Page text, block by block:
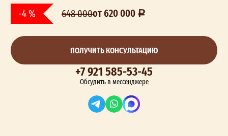
-4 % 648 000от 620 000
ПОЛУЧИТЬ КОНСУЛЬТАЦИЮ
+7 921 585-53-45
Обсудить в мессенджере